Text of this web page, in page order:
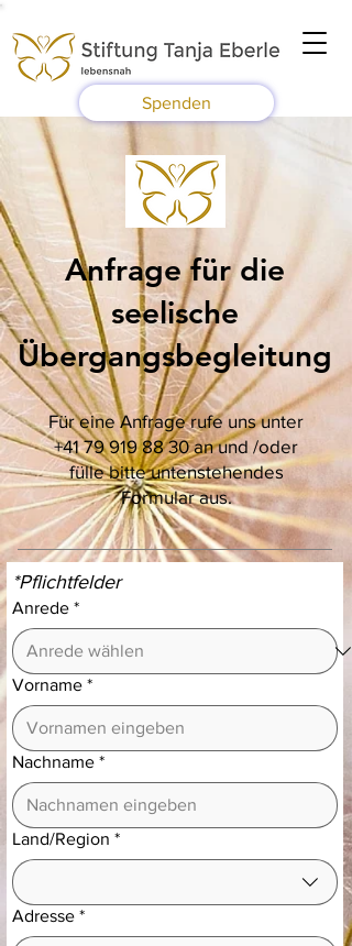
Spenden
Anfrage für die
seelische
Übergangsbegleitung
Für eine Anfrage rufe uns unter
+41 79 919 88 30an und /oder
fülle bitte untenstehendes
Formular aus.
*Pflichtfelder
Anrede *
Vorname *
Nachname *
Mehrzeilige Adresse
Land/Region *
Adresse *